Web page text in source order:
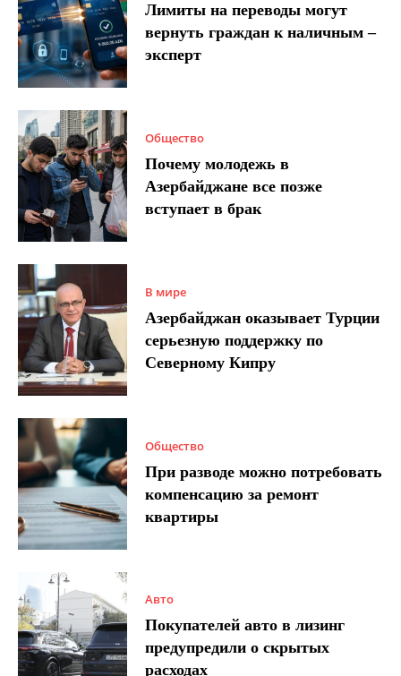
Лимиты на переводы могут
вернуть граждан к наличным –
эксперт
Общество
Почему молодежь в
Азербайджане все позже
вступает в брак
В мире
Азербайджан оказывает Турции
серьезную поддержку по
Северному Кипру
Общество
При разводе можно потребовать
компенсацию за ремонт
квартиры
Авто
Покупателей авто в лизинг
предупредили о скрытых
расходах